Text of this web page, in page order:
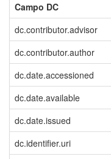
Campo DC
dc.contributor.advisor
dc.contributor.author
dc.date.accessioned
dc.date.available
dc.date.issued
dc.identifier.uri